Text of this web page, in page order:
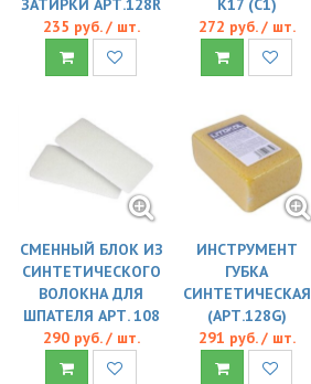
ЗАТИРКИ АРТ.128R
235 руб. / шт.
K17 (C1)
272 руб. / шт.
СМЕННЫЙ БЛОК ИЗ
СИНТЕТИЧЕСКОГО
ВОЛОКНА ДЛЯ
ШПАТЕЛЯ АРТ. 108
290 руб. / шт.
ИНСТРУМЕНТ
ГУБКА
СИНТЕТИЧЕСКАЯ
(АРТ.128G)
291 руб. / шт.